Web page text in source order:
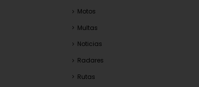
Motos
Multas
Noticias
Radares
Rutas